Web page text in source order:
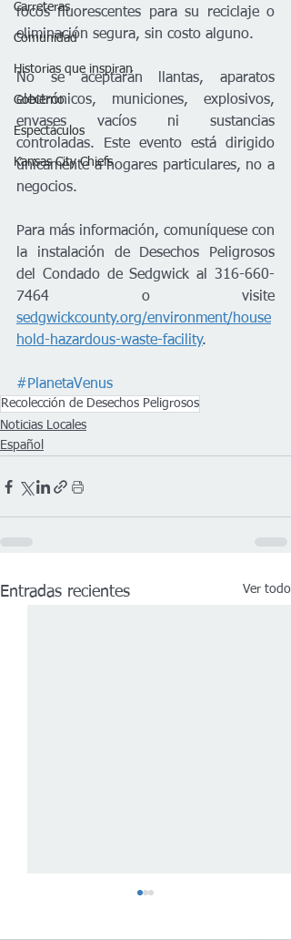
Carreteras
Comunidad
Historias que inspiran
Gobierno
Espectáculos
Kansas City Chiefs
focos fluorescentes para su reciclaje o
eliminación segura, sin costo alguno.
No se aceptarán llantas, aparatos
electrónicos, municiones, explosivos,
envases vacíos ni sustancias
controladas. Este evento está dirigido
únicamente a hogares particulares, no a
negocios.
Para más información, comuníquese con
la instalación de Desechos Peligrosos
del Condado de Sedgwick al 316-660-
sedgwickcounty.org/environment/house
hold-hazardous-waste-facility.
#PlanetaVenus
Recolección de Desechos Peligrosos
Noticias Locales
Español
Entradas recientes Ver todo